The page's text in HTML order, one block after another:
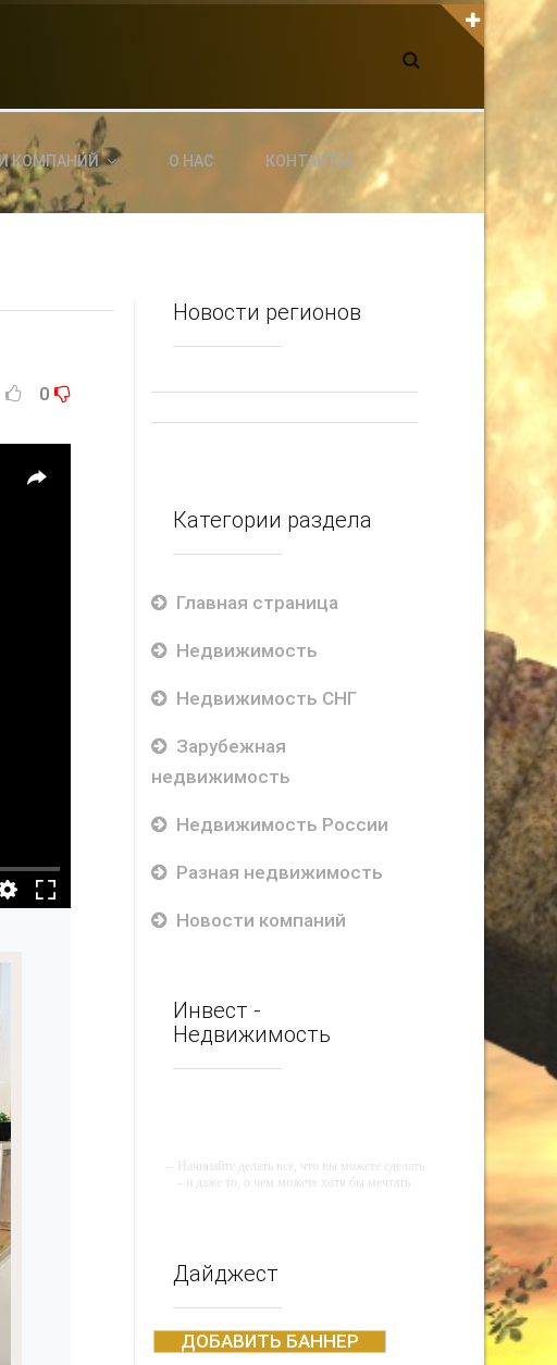
КАК С НАМИ СВЯЗАТЬСЯ
axin.ed@yandex.ru
yrikf40@gmail.com
Eltaro-Vrn.ru
КОМПАНИЙ О НАС КОНТАКТЫ
0
Новости регионов
Категории раздела
Главная страница
Недвижимость
Недвижимость СНГ
Зарубежная
недвижимость
Недвижимость России
Разная недвижимость
Новости компаний
Инвест -
Недвижимость
-- Начинайте делать все, что вы можете сделать
– и даже то, о чем можете хотя бы мечтать.
Живите той жизнью, которую вы сами себе
придумали.
Дайджест
ДОБАВИТЬ БАННЕР